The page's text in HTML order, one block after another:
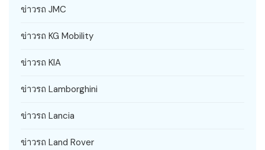
ข่าวรถ JMC
ข่าวรถ KG Mobility
ข่าวรถ KIA
ข่าวรถ Lamborghini
ข่าวรถ Lancia
ข่าวรถ Land Rover